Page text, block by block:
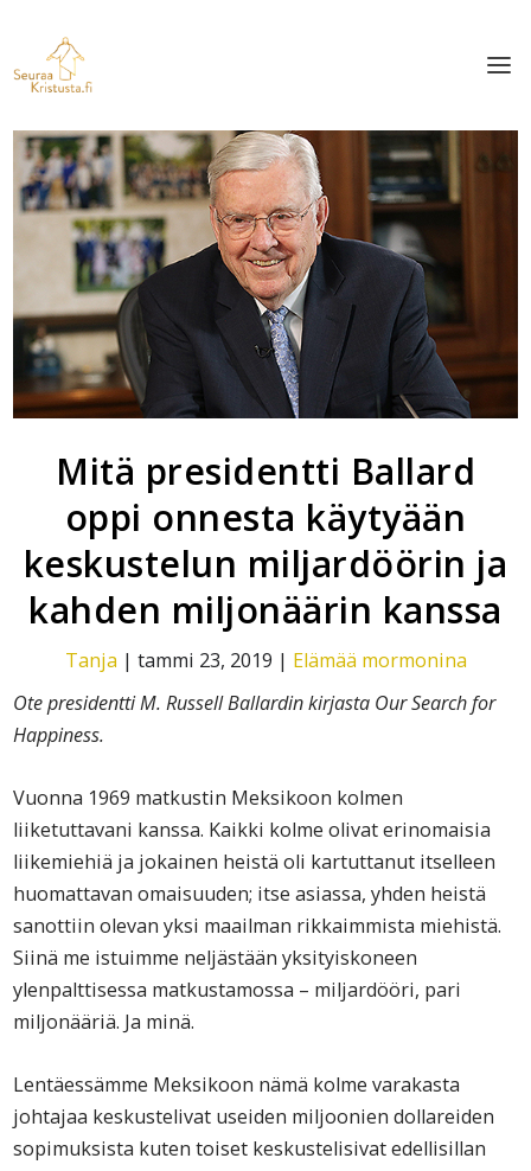
Mitä presidentti Ballard
oppi onnesta käytyään
keskustelun miljardöörin ja
kahden miljonäärin kanssa
Tanja | tammi 23, 2019 | Elämää mormonina
Ote presidentti M. Russell Ballardin kirjasta Our Search for
Happiness.
Vuonna 1969 matkustin Meksikoon kolmen
liiketuttavani kanssa. Kaikki kolme olivat erinomaisia
liikemiehiä ja jokainen heistä oli kartuttanut itselleen
huomattavan omaisuuden; itse asiassa, yhden heistä
sanottiin olevan yksi maailman rikkaimmista miehistä.
Siinä me istuimme neljästään yksityiskoneen
ylenpalttisessa matkustamossa – miljardööri, pari
miljonääriä. Ja minä.
Lentäessämme Meksikoon nämä kolme varakasta
johtajaa keskustelivat useiden miljoonien dollareiden
sopimuksista kuten toiset keskustelisivat edellisillan